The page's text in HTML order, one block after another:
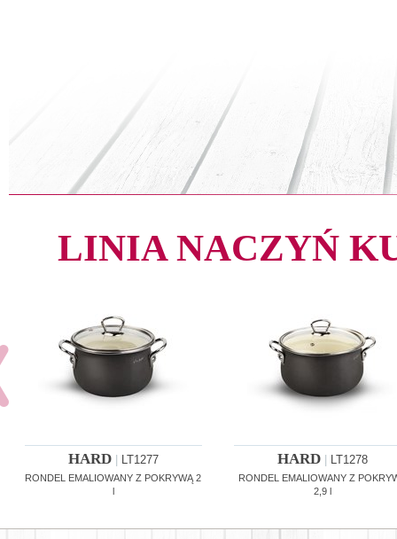
LINIA NACZYŃ
HARD LT1277
RONDEL EMALIOWANY Z POKRYWĄ 2
l
HARD LT1278
RONDEL EMALIOWANY Z
2,9 l